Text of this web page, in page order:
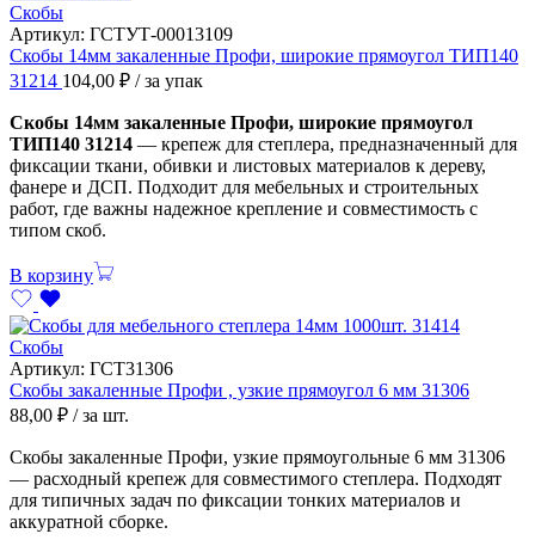
Скобы
Артикул: ГСТУТ-00013109
Скобы 14мм закаленные Профи, широкие прямоугол ТИП140
31214 104,00 ₽ / за упак
Скобы 14мм закаленные Профи, широкие прямоугол
ТИП140 31214 — крепеж для степлера, предназначенный для
фиксации ткани, обивки и листовых материалов к дереву,
фанере и ДСП. Подходит для мебельных и строительных
работ, где важны надежное крепление и совместимость с
типом скоб.
В корзину
Скобы
Артикул: ГСТ31306
Скобы закаленные Профи , узкие прямоугол 6 мм 31306
88,00 ₽ / за шт.
Скобы закаленные Профи, узкие прямоугольные 6 мм 31306
— расходный крепеж для совместимого степлера. Подходят
для типичных задач по фиксации тонких материалов и
аккуратной сборке.